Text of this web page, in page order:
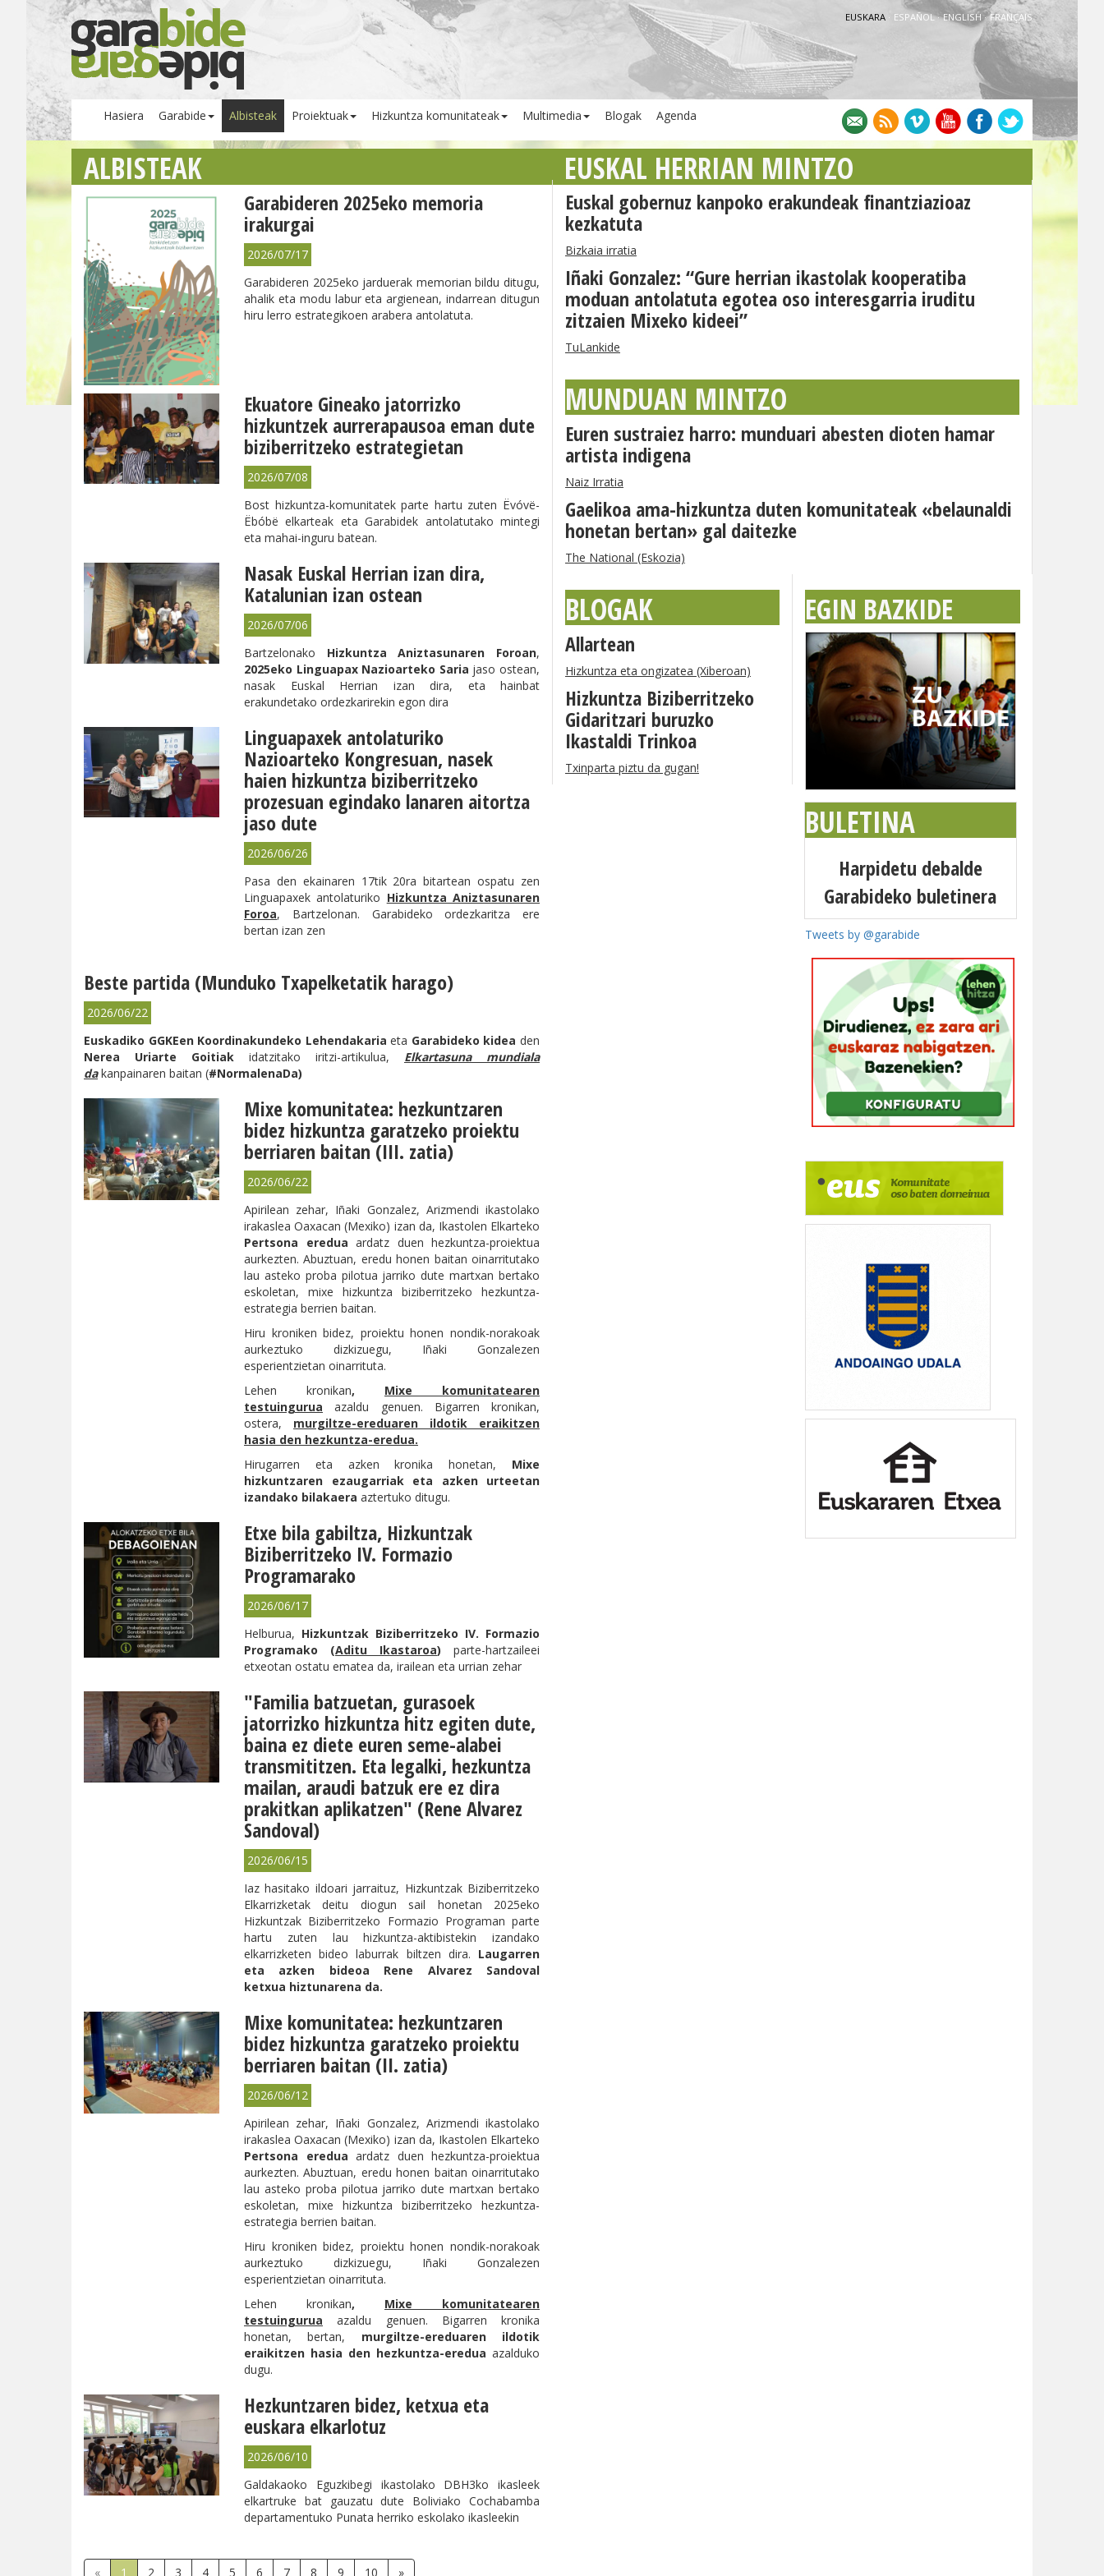
EUSKARA · ESPAÑOL· ENGLISH · FRANÇAIS
Hasiera Garabide Albisteak Proiektuak Hizkuntza komunitateak Multimedia Blogak Agenda
ALBISTEAK
Garabideren 2025eko memoria
irakurgai
2026/07/17
Garabideren 2025eko jarduerak memorian bildu ditugu,
ahalik eta modu labur eta argienean, indarrean ditugun
hiru lerro estrategikoen arabera antolatuta.
Ekuatore Gineako jatorrizko
hizkuntzek aurrerapausoa eman dute
biziberritzeko estrategietan
2026/07/08
Bost hizkuntza-komunitatek parte hartu zuten Ëvóvë-
Ëbóbë elkarteak eta Garabidek antolatutako mintegi
eta mahai-inguru batean.
Nasak Euskal Herrian izan dira,
Katalunian izan ostean
2026/07/06
Bartzelonako Hizkuntza Aniztasunaren Foroan,
2025eko Linguapax Nazioarteko Saria jaso ostean,
nasak Euskal Herrian izan dira, eta hainbat
erakundetako ordezkarirekin egon dira
Linguapaxek antolaturiko
Nazioarteko Kongresuan, nasek
haien hizkuntza biziberritzeko
prozesuan egindako lanaren aitortza
jaso dute
2026/06/26
Pasa den ekainaren 17tik 20ra bitartean ospatu zen
Linguapaxek antolaturiko Hizkuntza Aniztasunaren
Foroa, Bartzelonan. Garabideko ordezkaritza ere
bertan izan zen
Beste partida (Munduko Txapelketatik harago)
2026/06/22
Euskadiko GGKEen Koordinakundeko Lehendakariaeta Garabideko kidea den
Nerea Uriarte Goitiak idatzitako iritzi-artikulua, Elkartasuna mundiala
dakanpainaren baitan (#NormalenaDa)
Mixe komunitatea: hezkuntzaren
bidez hizkuntza garatzeko proiektu
berriaren baitan (III. zatia)
2026/06/22
Apirilean zehar, Iñaki Gonzalez, Arizmendi ikastolako
irakaslea Oaxacan (Mexiko) izan da, Ikastolen Elkarteko
Pertsona eredua ardatz duen hezkuntza-proiektua
aurkezten. Abuztuan, eredu honen baitan oinarritutako
lau asteko proba pilotua jarriko dute martxan bertako
eskoletan, mixe hizkuntza biziberritzeko hezkuntza-
estrategia berrien baitan.
Hiru kroniken bidez, proiektu honen nondik-norakoak
aurkeztuko dizkizuegu, Iñaki Gonzalezen
esperientzietan oinarrituta.
Lehen kronikan, Mixe komunitatearen
testuingurua azaldu genuen. Bigarren kronikan,
ostera, murgiltze-ereduaren ildotik eraikitzen
hasia den hezkuntza-eredua.
Hirugarren eta azken kronika honetan, Mixe
hizkuntzaren ezaugarriak eta azken urteetan
izandako bilakaera aztertuko ditugu.
Etxe bila gabiltza, Hizkuntzak
Biziberritzeko IV. Formazio
Programarako
2026/06/17
Helburua, Hizkuntzak Biziberritzeko IV. Formazio
Programako (Aditu Ikastaroa) parte-hartzaileei
etxeotan ostatu ematea da, irailean eta urrian zehar
"Familia batzuetan, gurasoek
jatorrizko hizkuntza hitz egiten dute,
baina ez diete euren seme-alabei
transmititzen. Eta legalki, hezkuntza
mailan, araudi batzuk ere ez dira
prakitkan aplikatzen" (Rene Alvarez
Sandoval)
2026/06/15
Iaz hasitako ildoari jarraituz, Hizkuntzak Biziberritzeko
Elkarrizketak deitu diogun sail honetan 2025eko
Hizkuntzak Biziberritzeko Formazio Programan parte
hartu zuten lau hizkuntza-aktibistekin izandako
elkarrizketen bideo laburrak biltzen dira. Laugarren
eta azken bideoa Rene Alvarez Sandoval
ketxua hiztunarena da.
Mixe komunitatea: hezkuntzaren
bidez hizkuntza garatzeko proiektu
berriaren baitan (II. zatia)
2026/06/12
Apirilean zehar, Iñaki Gonzalez, Arizmendi ikastolako
irakaslea Oaxacan (Mexiko) izan da, Ikastolen Elkarteko
Pertsona eredua ardatz duen hezkuntza-proiektua
aurkezten. Abuztuan, eredu honen baitan oinarritutako
lau asteko proba pilotua jarriko dute martxan bertako
eskoletan, mixe hizkuntza biziberritzeko hezkuntza-
estrategia berrien baitan.
Hiru kroniken bidez, proiektu honen nondik-norakoak
aurkeztuko dizkizuegu, Iñaki Gonzalezen
esperientzietan oinarrituta.
Lehen kronikan, Mixe komunitatearen
testuingurua azaldu genuen. Bigarren kronika
honetan, bertan, murgiltze-ereduaren ildotik
eraikitzen hasia den hezkuntza-eredua azalduko
dugu.
Hezkuntzaren bidez, ketxua eta
euskara elkarlotuz
2026/06/10
Galdakaoko Eguzkibegi ikastolako DBH3ko ikasleek
elkartruke bat gauzatu dute Boliviako Cochabamba
departamentuko Punata herriko eskolako ikasleekin
« 1 2 3 4 5 6 7 8 9 10 »
EUSKAL HERRIAN MINTZO
Euskal gobernuz kanpoko erakundeak finantziazioaz
kezkatuta
Bizkaia irratia
Iñaki Gonzalez: “Gure herrian ikastolak kooperatiba
moduan antolatuta egotea oso interesgarria iruditu
zitzaien Mixeko kideei”
TuLankide
MUNDUAN MINTZO
Euren sustraiez harro: munduari abesten dioten hamar
artista indigena
Naiz Irratia
Gaelikoa ama-hizkuntza duten komunitateak «belaunaldi
honetan bertan» gal daitezke
The National (Eskozia)
BLOGAK
Allartean
Hizkuntza eta ongizatea (Xiberoan)
Hizkuntza Biziberritzeko
Gidaritzari buruzko
Ikastaldi Trinkoa
Txinparta piztu da gugan!
EGIN BAZKIDE
BULETINA
Harpidetu debalde
Garabideko buletinera
Tweets by @garabide